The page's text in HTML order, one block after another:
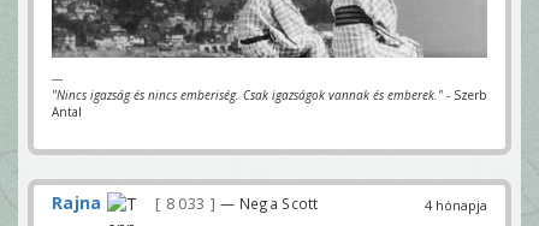
---
"Nincs igazság és nincs emberiség. Csak igazságok vannak és emberek." - Szerb
Antal
4 hónapja
Rajna 8 033 — Nega Scott